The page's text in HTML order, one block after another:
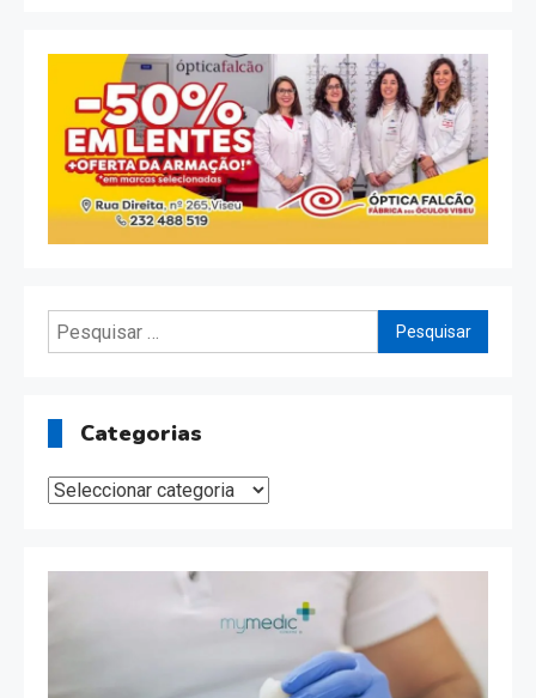
Pesquisar
por:
Categorias
Categorias